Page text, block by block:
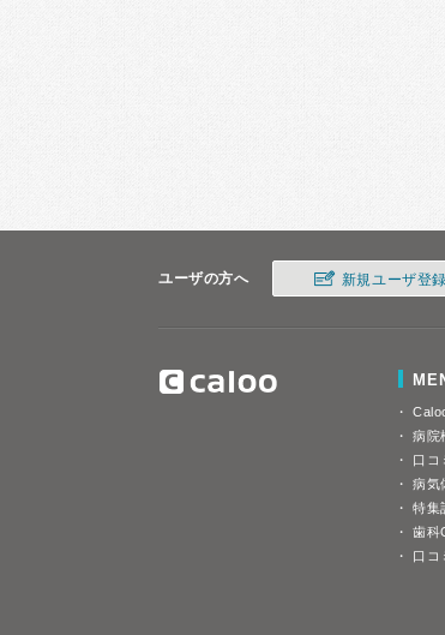
ユーザの方へ 新規ユーザ登録
病院
口コ
病気
特集
歯科
口コ